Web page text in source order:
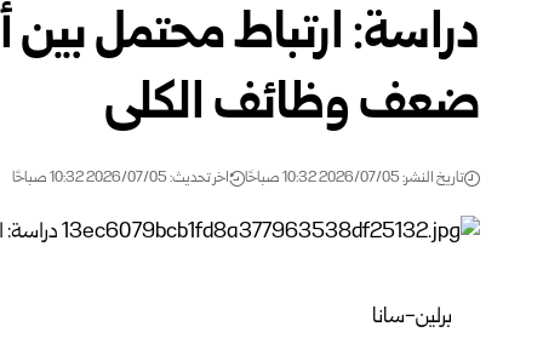
دراسة: ارتباط محتمل
ضعف وظائف الكلى
تاريخ النشر: 2026/07/05 10:32 صباحًا اخر تحديث: 2026/07/05 10:32 صباحًا
برلين-سانا